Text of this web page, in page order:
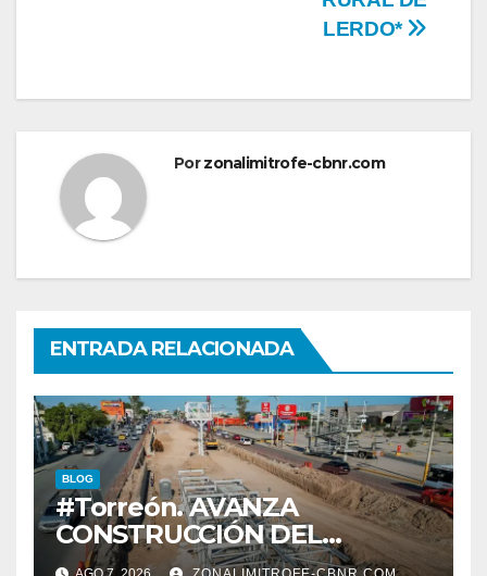
LERDO*
Porzonalimitrofe-cbnr.com
ENTRADA RELACIONADA
BLOG
#Torreón. AVANZA
CONSTRUCCIÓN DEL
SISTEMA VIAL ORIENTE,